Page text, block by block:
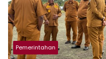
Pemerintahan